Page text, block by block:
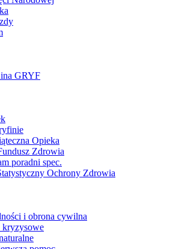
GRYF
Opieka
Zdrowia
poradni spec.
Ochrony Zdrowia
i obrona cywilna
kryzysowe